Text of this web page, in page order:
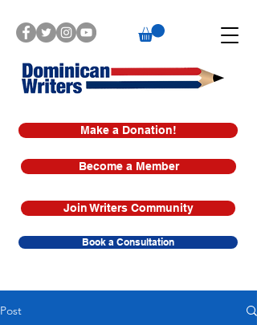
Make a Donation!
Book a Consultation
Join Writers Community
Become a Member
Post